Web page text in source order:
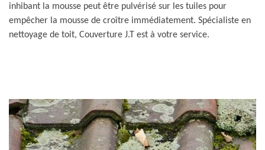
inhibant la mousse peut être pulvérisé sur les tuiles pour
empêcher la mousse de croître immédiatement. Spécialiste en
nettoyage de toit, Couverture J.T est à votre service.